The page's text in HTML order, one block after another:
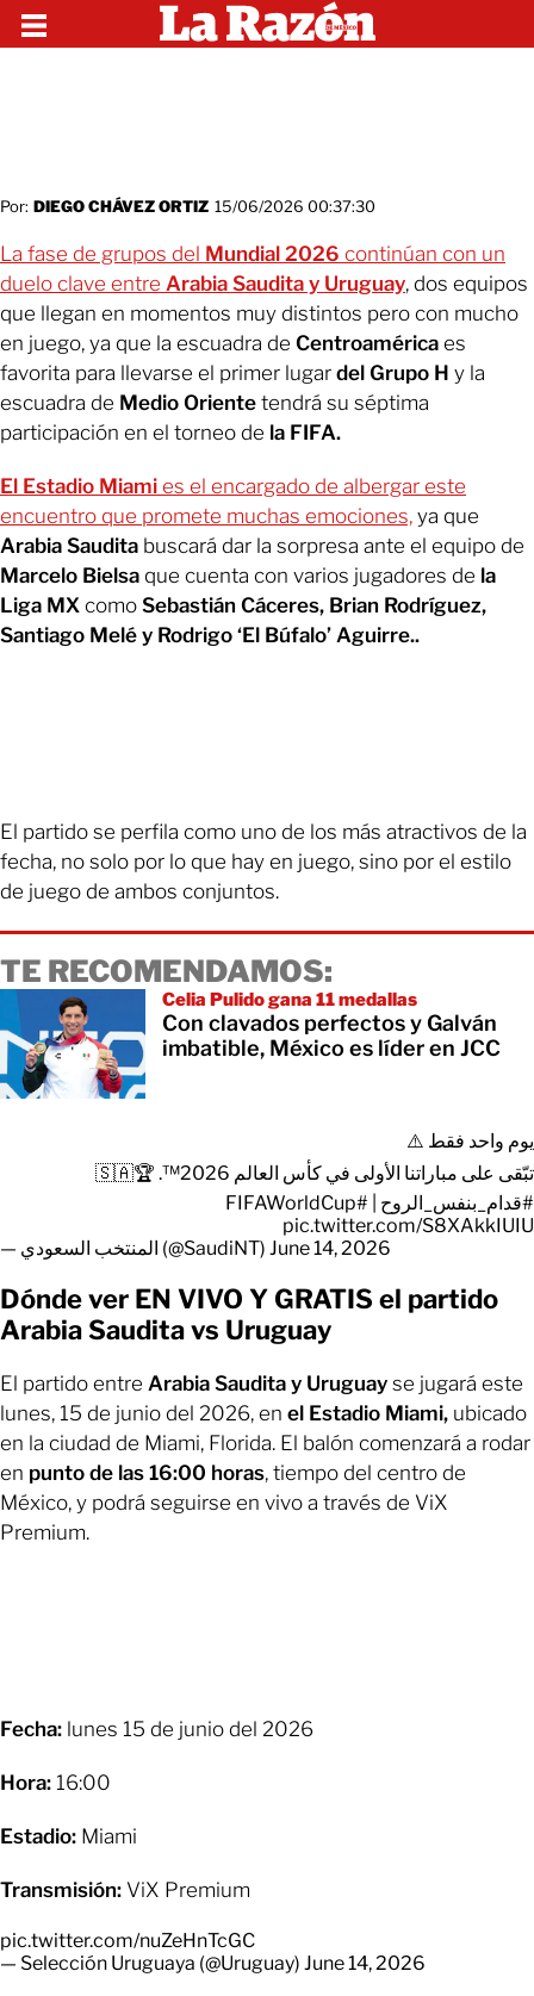
Por: DIEGO CHÁVEZ ORTIZ 15/06/2026 00:37:30
La fase de grupos del Mundial 2026 continúan con un
duelo clave entre Arabia Saudita y Uruguay, dos equipos
que llegan en momentos muy distintos pero con mucho
en juego, ya que la escuadra de Centroamérica es
favorita para llevarse el primer lugar del Grupo H y la
escuadra de Medio Oriente tendrá su séptima
participación en el torneo de la FIFA.
El Estadio Miami es el encargado de albergar este
encuentro que promete muchas emociones, ya que
Arabia Saudita buscará dar la sorpresa ante el equipo de
Marcelo Bielsa que cuenta con varios jugadores de la
Liga MX como Sebastián Cáceres, Brian Rodríguez,
Santiago Melé y Rodrigo ‘El Búfalo’ Aguirre..
El partido se perfila como uno de los más atractivos de la
fecha, no solo por lo que hay en juego, sino por el estilo
de juego de ambos conjuntos.
TE RECOMENDAMOS:
Celia Pulido gana 11 medallas
Con clavados perfectos y Galván
imbatible, México es líder en JCC
يوم واحد فقط ⚠️
تبّقى على مباراتنا الأولى في كأس العالم 2026™️. 🏆🇸🇦
#قدام_بنفس_الروح
#FIFAWorldCup
pic.twitter.com/S8XAkkIUIU
— المنتخب السعودي (@SaudiNT) June 14, 2026
Dónde ver EN VIVO Y GRATIS el partido
Arabia Saudita vs Uruguay
El partido entre Arabia Saudita y Uruguay se jugará este
lunes, 15 de junio del 2026, en el Estadio Miami, ubicado
en la ciudad de Miami, Florida. El balón comenzará a rodar
en punto de las 16:00 horas, tiempo del centro de
México, y podrá seguirse en vivo a través de ViX
Premium.
Fecha: lunes 15 de junio del 2026
Hora: 16:00
Estadio: Miami
Transmisión: ViX Premium
pic.twitter.com/nuZeHnTcGC
— Selección Uruguaya (@Uruguay) June 14, 2026